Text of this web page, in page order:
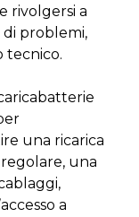
rivolgersi a
di problemi,
tecnico.
una ricarica
una
a